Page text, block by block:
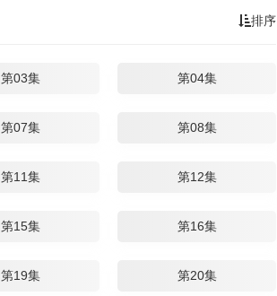
排序
第03集 第04集
第07集 第08集
第11集 第12集
第15集 第16集
第19集 第20集